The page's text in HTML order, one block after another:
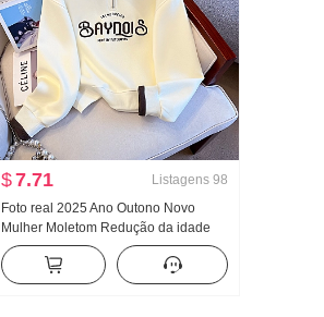
$7.71 Listagens 98
Foto real 2025 Ano Outono Novo
Mulher Moletom Redução da idade
Metade Zíper Moda Gola POLO
Casual Versátil Efeito emagrecedor